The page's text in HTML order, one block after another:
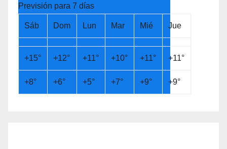
Previsión para 7 días
Sáb Dom Lun Mar Mié Jue
+15° +12° +11° +10° +11° +11°
+8° +6° +5° +7° +9° +9°